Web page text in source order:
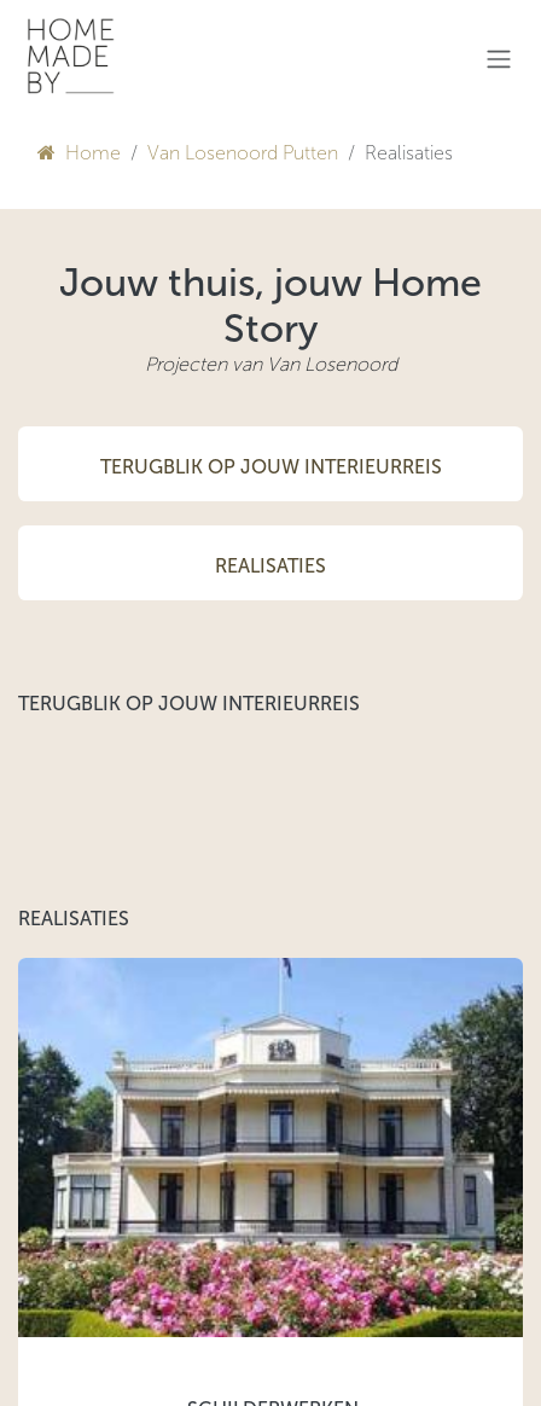
Overslaan naar inhoud
Home Van Losenoord Putten Realisaties
Jouw thuis, jouw Home
Story
Projecten van Van Losenoord
TERUGBLIK OP JOUW INTERIEURREIS
REALISATIES
TERUGBLIK OP JOUW INTERIEURREIS
REALISATIES